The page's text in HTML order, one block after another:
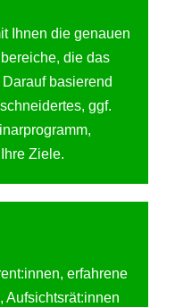
Ihnen die genauen
die das
basierend
ggf.
Ziele.
erfahrene
Aufsichtsrät:innen